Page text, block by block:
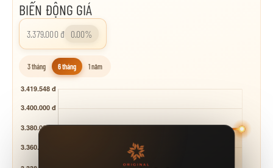
BIẾN ĐỘNG GIÁ
3.379.000 đ 0.00%
3 tháng 6 tháng 1 năm